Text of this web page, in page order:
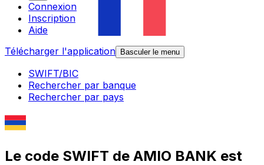
Connexion
Inscription
Aide
Télécharger l'application
Basculer le menu
SWIFT/BIC
Rechercher par banque
Rechercher par pays
Le code SWIFT de AMIO BANK est